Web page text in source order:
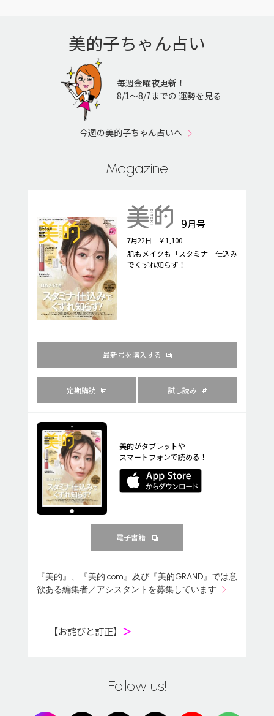
美的子ちゃん占い
毎週金曜夜更新！
8/1〜8/7までの 運勢を見る
今週の美的子ちゃん占いへ
Magazine
9月号
7月22日 ￥1,100
肌もメイクも「スタミナ」仕込み
でくずれ知らず！
最新号を購入する
定期購読 試し読み
美的がタブレットや
スマートフォンで読める！
電子書籍
『美的』、『美的.com』及び『美的GRAND』では意
欲ある編集者／アシスタントを募集しています
【お詫びと訂正】 ＞
Follow us!